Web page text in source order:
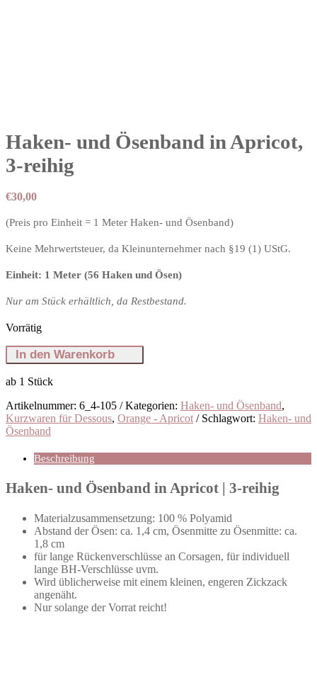
Haken- und Ösenband in Apricot,
3-reihig
€30,00
(Preis pro Einheit = 1 Meter Haken- und Ösenband)
Keine Mehrwertsteuer, da Kleinunternehmer nach §19 (1) UStG.
Einheit: 1 Meter (56 Haken und Ösen)
Nur am Stück erhältlich, da Restbestand.
Vorrätig
Haken-
und
Ösenband
in
Apricot,
3-
reihig
Menge
In den Warenkorb
ab 1 Stück
Artikelnummer: 6_4-105 Kategorien: Haken- und Ösenband,
Kurzwaren für Dessous, Orange - Apricot Schlagwort: Haken- und
Ösenband
Beschreibung
Haken- und Ösenband in Apricot | 3-reihig
Materialzusammensetzung: 100 % Polyamid
Abstand der Ösen: ca. 1,4 cm, Ösenmitte zu Ösenmitte: ca.
1,8 cm
für lange Rückenverschlüsse an Corsagen, für individuell
lange BH-Verschlüsse uvm.
Wird üblicherweise mit einem kleinen, engeren Zickzack
angenäht.
Nur solange der Vorrat reicht!